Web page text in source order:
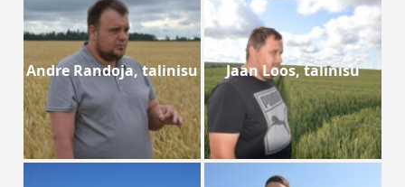
Andre Randoja, talinisu Jaan Loos, talinisu